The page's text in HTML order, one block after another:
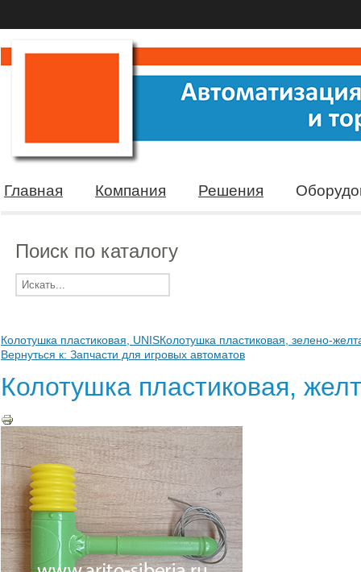
Главная Компания Решения
Поиск по каталогу
Колотушка пластиковая, UNISКолотушка пластиковая, зелено-
Вернуться к: Запчасти для игровых автоматов
Колотушка пластиковая,